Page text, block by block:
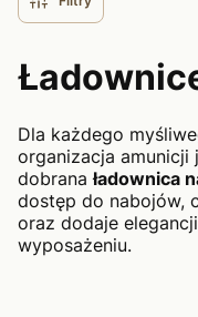
Dla każdego
organizacja amunicji
dobranaładownica
dostęp do nabojów,
oraz dodaje
wyposażeniu.